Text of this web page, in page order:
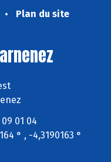
Plan du site
01 04
° , -4,3190163 °